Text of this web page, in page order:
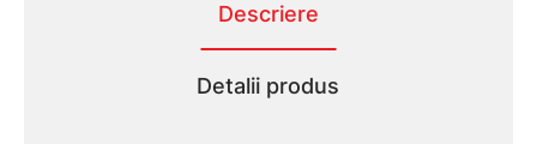
Descriere
Detalii produs